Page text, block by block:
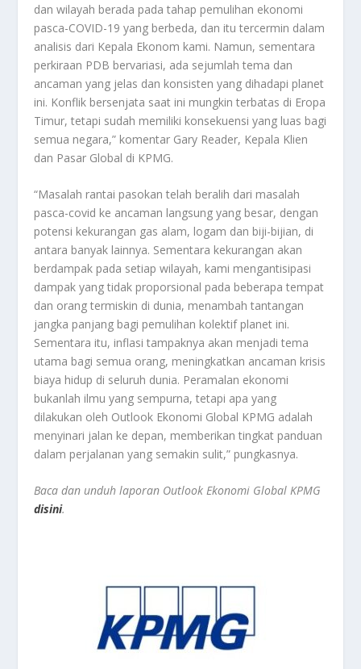
dan wilayah berada pada tahap pemulihan ekonomi
pasca-COVID-19 yang berbeda, dan itu tercermin dalam
analisis dari Kepala Ekonom kami. Namun, sementara
perkiraan PDB bervariasi, ada sejumlah tema dan
ancaman yang jelas dan konsisten yang dihadapi planet
ini. Konflik bersenjata saat ini mungkin terbatas di Eropa
Timur, tetapi sudah memiliki konsekuensi yang luas bagi
semua negara,” komentar Gary Reader, Kepala Klien
dan Pasar Global di KPMG.
“Masalah rantai pasokan telah beralih dari masalah
pasca-covid ke ancaman langsung yang besar, dengan
potensi kekurangan gas alam, logam dan biji-bijian, di
antara banyak lainnya. Sementara kekurangan akan
berdampak pada setiap wilayah, kami mengantisipasi
dampak yang tidak proporsional pada beberapa tempat
dan orang termiskin di dunia, menambah tantangan
jangka panjang bagi pemulihan kolektif planet ini.
Sementara itu, inflasi tampaknya akan menjadi tema
utama bagi semua orang, meningkatkan ancaman krisis
biaya hidup di seluruh dunia. Peramalan ekonomi
bukanlah ilmu yang sempurna, tetapi apa yang
dilakukan oleh Outlook Ekonomi Global KPMG adalah
menyinari jalan ke depan, memberikan tingkat panduan
dalam perjalanan yang semakin sulit,” pungkasnya.
Baca dan unduh laporan Outlook Ekonomi Global KPMG
disini.